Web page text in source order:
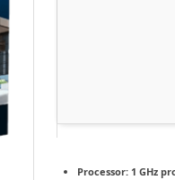
Processor: 1 GHz